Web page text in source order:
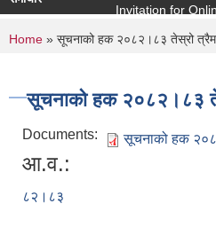
Invitation for Online
You are here
Home » सूचनाको हक २०८२।८३ तेस्रो
सूचनाको हक २०८२।८३
Documents: सूचनाको हक
आ.व.:
८२।८३